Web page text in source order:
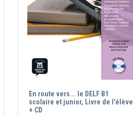
En route vers... le DELF B1
scolaire et junior, Livre de l'élève
+ CD